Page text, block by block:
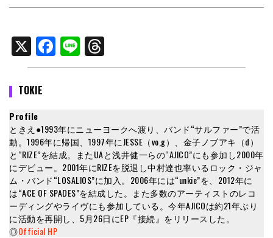
X Facebook
Line
TOKIE
Profile
ときえ●1993年にニューヨークへ渡り、バンド“サルファー”で活
動。1996年に帰国、1997年にJESSE（vo,g）、金子ノブアキ（d）
と“RIZE”を結成。またUAと浅井健一らの“AJICO”にも参加し2000年
にデビュー。2001年にRIZEを脱退し中村達也率いるロック・ジャ
ム・バンド“LOSALIOS”に加入。2006年には“unkie”を、2012年に
は“ACE OF SPADES”を結成した。また多数のアーティストのレコ
ーディングやライヴにも参加している。今年AJICOは約21年ぶり
に活動を再開し、5月26日にEP『接続』をリリースした。
◎Official HP